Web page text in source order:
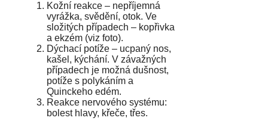
Kožní reakce – nepříjemná
vyrážka, svědění, otok. Ve
složitých případech – kopřivka
a ekzém (viz foto).
Dýchací potíže – ucpaný nos,
kašel, kýchání. V závažných
případech je možná dušnost,
potíže s polykáním a
Quinckeho edém.
Reakce nervového systému:
bolest hlavy, křeče, třes.